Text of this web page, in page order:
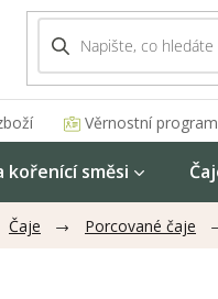
Věrnostní program
kořenící směsi
Čaje Porcované čaje